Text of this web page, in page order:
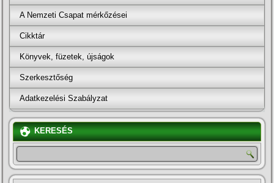
A Nemzeti Csapat mérkőzései
Cikktár
Könyvek, füzetek, újságok
Szerkesztőség
Adatkezelési Szabályzat
KERESÉS